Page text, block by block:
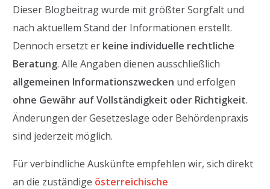
Dieser Blogbeitrag wurde mit größter Sorgfalt und
nach aktuellem Stand der Informationen erstellt.
Dennoch ersetzt er keine individuelle rechtliche
Beratung. Alle Angaben dienen ausschließlich
allgemeinen Informationszwecken und erfolgen
ohne Gewähr auf Vollständigkeit oder Richtigkeit.
Änderungen der Gesetzeslage oder Behördenpraxis
sind jederzeit möglich.
Für verbindliche Auskünfte empfehlen wir, sich direkt
an die zuständige österreichische